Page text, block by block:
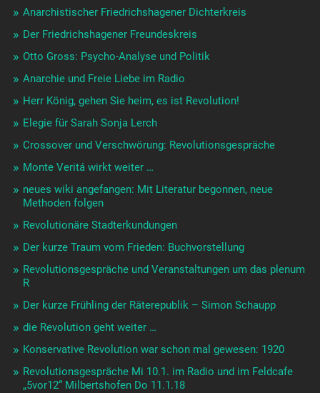
Anarchistischer Friedrichshagener Dichterkreis
Der Friedrichshagener Freundeskreis
Otto Gross: Psycho-Analyse und Politik
Anarchie und Freie Liebe im Radio
Herr König, gehen Sie heim, es ist Revolution!
Elegie für Sarah Sonja Lerch
Crossover und Verschwörung: Revolutionsgespräche
Monte Veritá wirkt weiter …
neues wiki angefangen: Mit Literatur begonnen, neue
Methoden folgen
Revolutionäre Stadterkundungen
Der kurze Traum vom Frieden: Buchvorstellung
Revolutionsgespräche und Veranstaltungen um das plenum
R
Der kurze Frühling der Räterepublik – Simon Schaupp
die Revolution geht weiter …
Konservative Revolution war schon mal gewesen: 1920
Revolutionsgespräche Mi 10.1. im Radio und im Feldcafe
„5vor12“ Milbertshofen Do 11.1.18